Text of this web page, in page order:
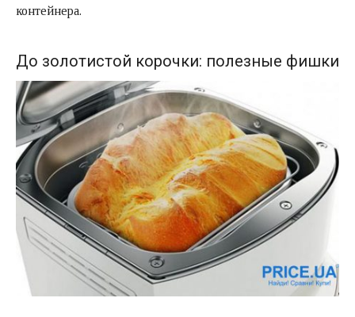
контейнера.
До золотистой корочки: полезные фишки